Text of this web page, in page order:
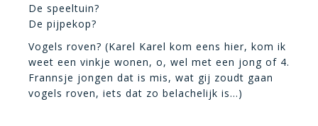
De speeltuin?
De pijpekop?
Vogels roven? (Karel Karel kom eens hier, kom ik
weet een vinkje wonen, o, wel met een jong of 4.
Frannsje jongen dat is mis, wat gij zoudt gaan
vogels roven, iets dat zo belachelijk is…)